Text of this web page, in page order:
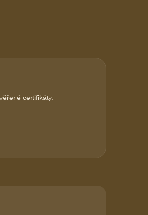
certifikáty.